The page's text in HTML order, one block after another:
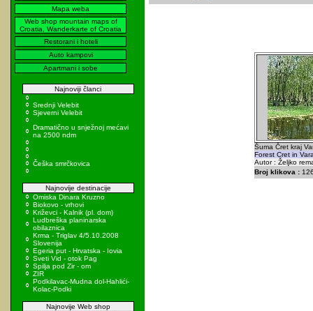
Mapa weba
Web shop mountain maps of
Croatia, Wanderkarte of Croatia
Restorani i hoteli
Auto kampovi
Apartmani i sobe
Najnoviji članci
Srednji Velebit
Sjeverni Velebit
Dramatično u snježnoj mećavi
na 2500 ndm
Češka smrčkovica
Najnovije destinacije
Omiska Dinara Kruzno
Biokovo - vrhovi
Križevci - Kalnik (pl. dom)
Ludbreška planinarska
obilaznica
Krma - Triglav 4/5.10.2008
Slovenija
Egeria put - Hrvatska - Iovia
Sveti Vid - otok Pag
Spilja pod Zir - om
ZIR
Podkilavac-Mudna dol-Hahlići-
Kolac-Podki
Najnovije Web shop
Šuma Čret kraj
Forest Cret in
Autor : Željko
Broj klikova :